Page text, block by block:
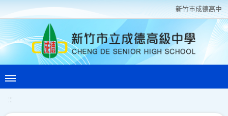
新竹巿成德高中
:::